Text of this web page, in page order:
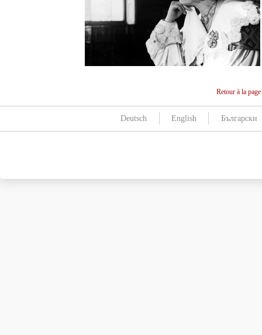
Retour à la
Deutsch English Български